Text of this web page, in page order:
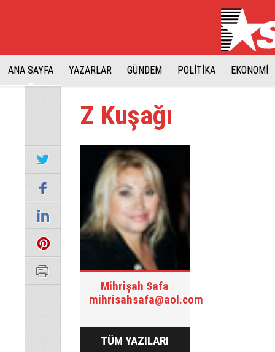
ANA SAYFA YAZARLAR GÜNDEM POLİTİKA EKONOMİ
Z Kuşağı
Mihrişah Safa
mihrisahsafa@aol.com
TÜM YAZILARI